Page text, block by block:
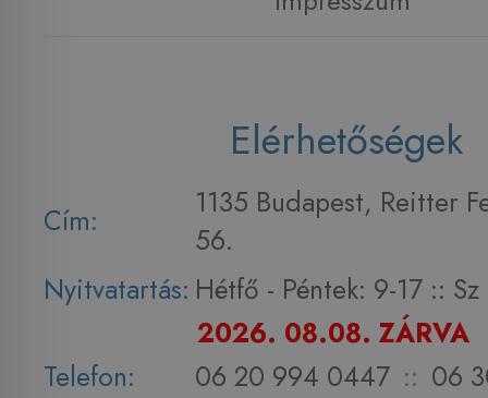
Elérhetőségek
Cím:
1135 Budapest, Reitter
56.
Nyitvatartás: Hétfő - Péntek: 9-17 :: Sz
2026. 08.08. ZÁRVA
Telefon:
06 20 994 0447 :: 06